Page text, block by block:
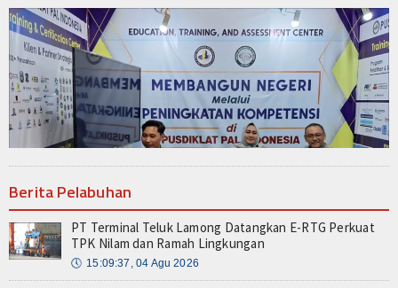
Berita Pelabuhan
PT Terminal Teluk Lamong Datangkan E-RTG Perkuat
TPK Nilam dan Ramah Lingkungan
🕔 15:09:37, 04 Agu 2026